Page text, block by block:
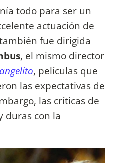
todo para ser un
actuación de
fue dirigida
, el mismo director
, películas que
las expectativas de
las críticas de
duras con la